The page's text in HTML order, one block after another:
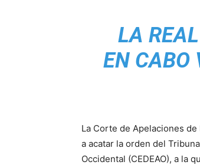
LA
EN CABO
La Corte de Apelaciones
a acatar la orden del
Occidental (CEDEAO), a la